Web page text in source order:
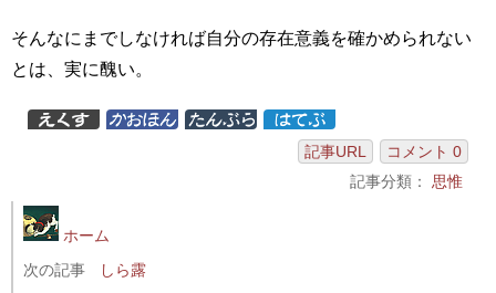
そんなにまでしなければ自分の存在意義を確かめられない
とは、実に醜い。
記事URL
コメント 0
記事分類： 思惟
ホーム
次の記事
しら露